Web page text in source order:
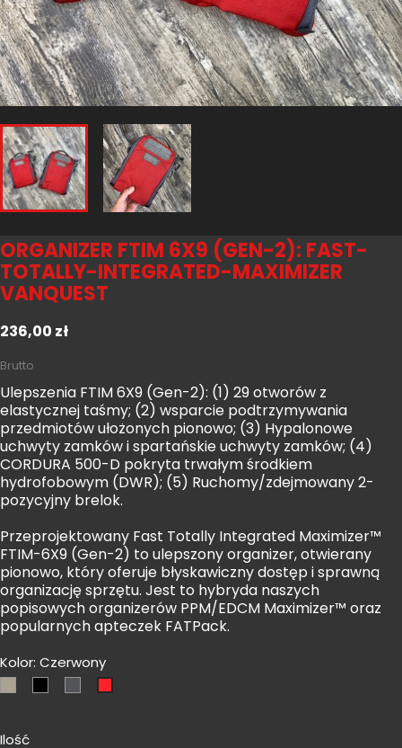
ORGANIZER FTIM 6X9 (GEN-2): FAST-
TOTALLY-INTEGRATED-MAXIMIZER
VANQUEST
236,00 zł
Brutto
Ulepszenia FTIM 6X9 (Gen-2): (1) 29 otworów z
elastycznej taśmy; (2) wsparcie podtrzymywania
przedmiotów ułożonych pionowo; (3) Hypalonowe
uchwyty zamków i spartańskie uchwyty zamków; (4)
CORDURA 500-D pokryta trwałym środkiem
hydrofobowym (DWR); (5) Ruchomy/zdejmowany 2-
pozycyjny brelok.
Przeprojektowany Fast Totally Integrated Maximizer™
FTIM-6X9 (Gen-2) to ulepszony organizer, otwierany
pionowo, który oferuje błyskawiczny dostęp i sprawną
organizację sprzętu. Jest to hybryda naszych
popisowych organizerów PPM/EDCM Maximizer™ oraz
popularnych apteczek FATPack.
Kolor: Czerwony
Czerwony
Ilość